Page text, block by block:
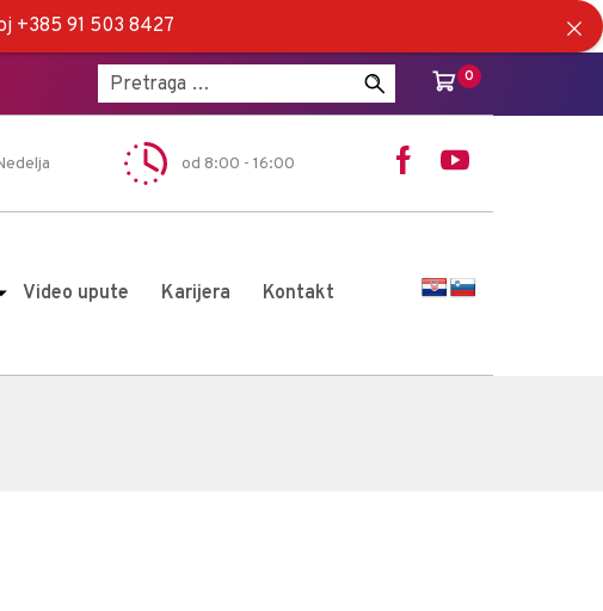
Pretraži: 0
od 8:00 - 16:00
Video upute Karijera Kontakt
+385 91 503 8427